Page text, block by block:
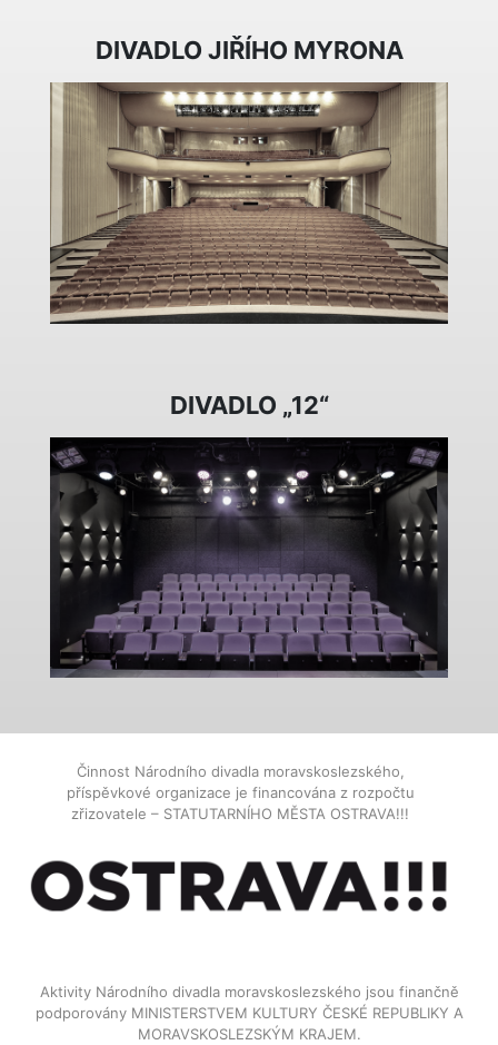
DIVADLO JIŘÍHO MYRONA
DIVADLO „12“
Činnost Národního divadla moravskoslezského,
příspěvkové organizace je financována z rozpočtu
zřizovatele – STATUTARNÍHO MĚSTA OSTRAVA!!!
Aktivity Národního divadla moravskoslezského jsou finančně
podporovány MINISTERSTVEM KULTURY ČESKÉ REPUBLIKY A
MORAVSKOSLEZSKÝM KRAJEM.